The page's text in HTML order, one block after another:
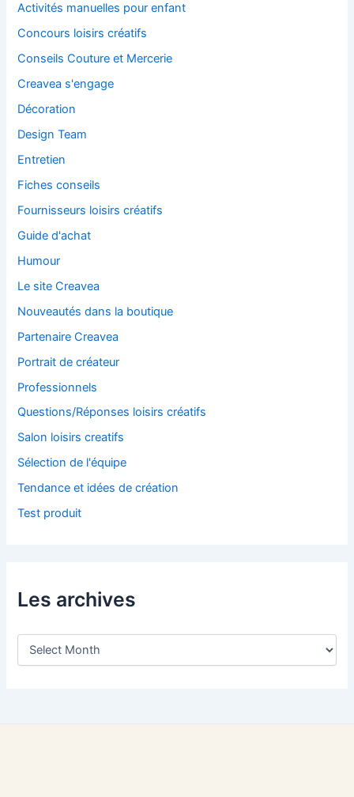
Activités manuelles pour enfant
Concours loisirs créatifs
Conseils Couture et Mercerie
Creavea s'engage
Décoration
Design Team
Entretien
Fiches conseils
Fournisseurs loisirs créatifs
Guide d'achat
Humour
Le site Creavea
Nouveautés dans la boutique
Partenaire Creavea
Portrait de créateur
Professionnels
Questions/Réponses loisirs créatifs
Salon loisirs creatifs
Sélection de l'équipe
Tendance et idées de création
Test produit
Les archives
L